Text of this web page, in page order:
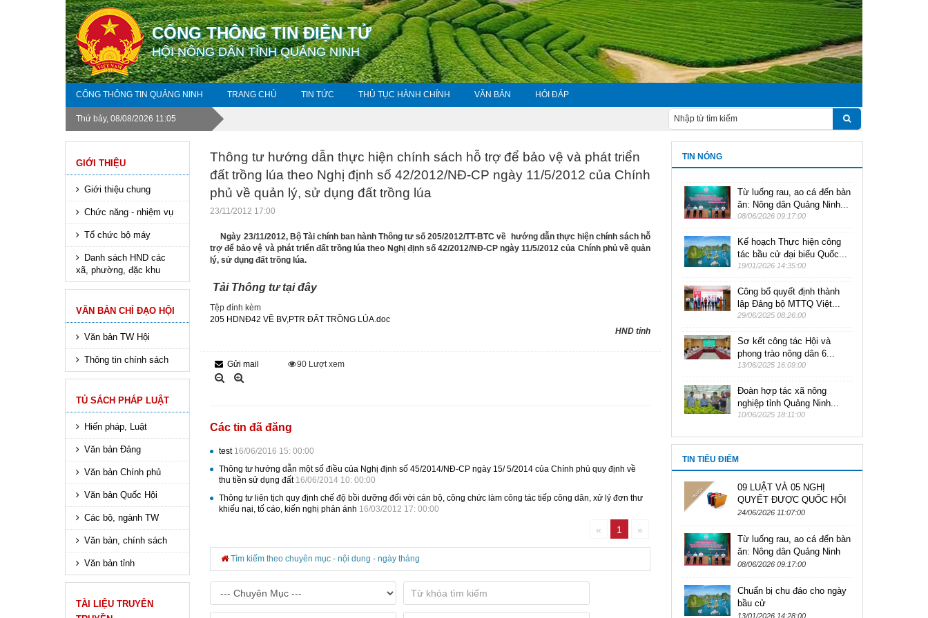
CỔNG THÔNG TIN ĐIỆN TỬ
HỘI NÔNG DÂN TỈNH QUẢNG NINH
CỔNG THÔNG TIN QUẢNG NINH TRANG CHỦ TIN TỨC THỦ TỤC HÀNH CHÍNH VĂN BẢN HỎI ĐÁP
Thứ bảy, 08/08/2026 11:05
GIỚI THIỆU
Giới thiệu chung
Chức năng - nhiệm vụ
Tổ chức bộ máy
Danh sách HND các
xã, phường, đặc khu
VĂN BẢN CHỈ ĐẠO HỘI
Văn bản TW Hội
Thông tin chính sách
TỦ SÁCH PHÁP LUẬT
Hiến pháp, Luật
Văn bản Đảng
Văn bản Chính phủ
Văn bản Quốc Hội
Các bộ, ngành TW
Văn bản, chính sách
Văn bản tỉnh
TÀI LIỆU TRUYÊN
Thông tư hướng dẫn thực hiện chính sách hỗ trợ để bảo vệ và phát triển
đất trồng lúa theo Nghị định số 42/2012/NĐ-CP ngày 11/5/2012 của Chính
phủ về quản lý, sử dụng đất trồng lúa
23/11/2012 17:00
Ngày 23/11/2012, Bộ Tài chính ban hành Thông tư số 205/2012/TT-BTC về hướng dẫn thực hiện chính sách hỗ
trợ để bảo vệ và phát triển đất trồng lúa theo Nghị định số 42/2012/NĐ-CP ngày 11/5/2012 của Chính phủ về quản
lý, sử dụng đất trồng lúa.
Tải Thông tư tại đây
Tệp đính kèm
205 HDNĐ42 VỀ BV,PTR ĐẤT TRỒNG LÚA.doc
HND tỉnh
Gửi mail 90 Lượt xem
Các tin đã đăng
test 16/06/2016 15: 00:00
Thông tư hướng dẫn một số điều của Nghị định số 45/2014/NĐ-CP ngày 15/ 5/2014 của Chính phủ quy định về
thu tiền sử dụng đất 16/06/2014 10: 00:00
Thông tư liên tịch quy định chế độ bồi dưỡng đối với cán bộ, công chức làm công tác tiếp công dân, xử lý đơn thư
khiếu nại, tố cáo, kiến nghị phản ánh 16/03/2012 17: 00:00
« 1 »
Tìm kiếm theo chuyên mục - nội dung - ngày tháng
TIN NÓNG
Từ luống rau, ao cá đến bàn
ăn: Nông dân Quảng Ninh...
08/06/2026 09:17:00
Kế hoạch Thực hiện công
tác bầu cử đại biểu Quốc...
19/01/2026 14:35:00
Công bố quyết định thành
lập Đảng bộ MTTQ Việt...
29/06/2025 08:26:00
Sơ kết công tác Hội và
phong trào nông dân 6...
13/06/2025 16:09:00
Đoàn hợp tác xã nông
nghiệp tỉnh Quảng Ninh...
10/06/2025 18:11:00
TIN TIÊU ĐIỂM
09 LUẬT VÀ 05 NGHỊ
QUYẾT ĐƯỢC QUỐC HỘI
KHÓA XVI THÔNG QUA
24/06/2026 11:07:00
Từ luống rau, ao cá đến bàn
ăn: Nông dân Quảng Ninh
bắt tay làm thực phẩm sạch
08/06/2026 09:17:00
Chuẩn bị chu đáo cho ngày
bầu cử
13/01/2026 14:28:00